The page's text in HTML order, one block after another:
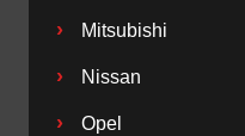
› Mitsubishi
› Nissan
› Opel